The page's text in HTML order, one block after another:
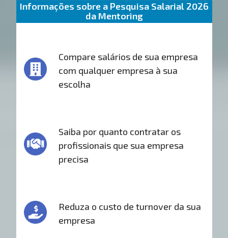
Informações sobre a Pesquisa Salarial 2026
da Mentoring
Compare salários de sua empresa
com qualquer empresa à sua
escolha
Saiba por quanto contratar os
profissionais que sua empresa
precisa
Reduza o custo de turnover da sua
empresa